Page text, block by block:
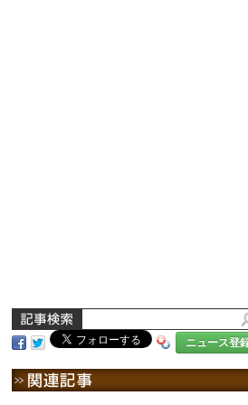
ニュース登